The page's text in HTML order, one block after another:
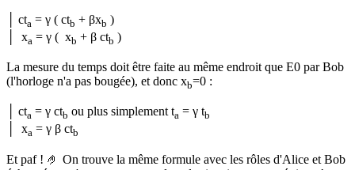
│ cta = γ ( ctb + βxb )
│ xa = γ ( xb + β ctb )
La mesure du temps doit être faite au même endroit que E0 par Bob
(l'horloge n'a pas bougée), et donc xb=0 :
│ cta = γ ctb ou plus simplement ta = γ tb
│ xa = γ β ctb
Et paf ! 🤌 On trouve la même formule avec les rôles d'Alice et Bob